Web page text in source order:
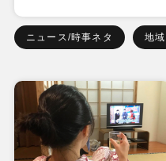
ニュース/時事ネタ 地域